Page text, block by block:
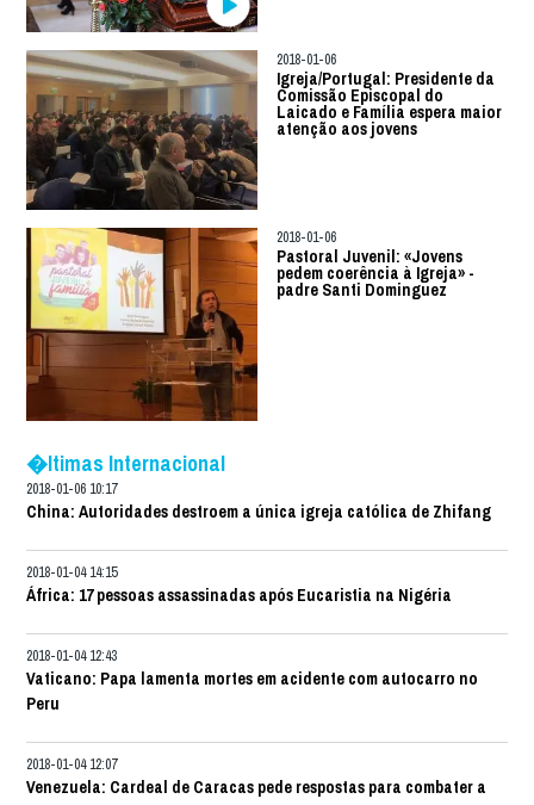
2018-01-06
Igreja/Portugal: Presidente da
Comissão Episcopal do
Laicado e Família espera maior
atenção aos jovens
2018-01-06
Pastoral Juvenil: «Jovens
pedem coerência à Igreja» -
padre Santi Dominguez
�ltimas Internacional
2018-01-06 10:17
China: Autoridades destroem a única igreja católica de Zhifang
2018-01-04 14:15
África: 17 pessoas assassinadas após Eucaristia na Nigéria
2018-01-04 12:43
Vaticano: Papa lamenta mortes em acidente com autocarro no
Peru
2018-01-04 12:07
Venezuela: Cardeal de Caracas pede respostas para combater a